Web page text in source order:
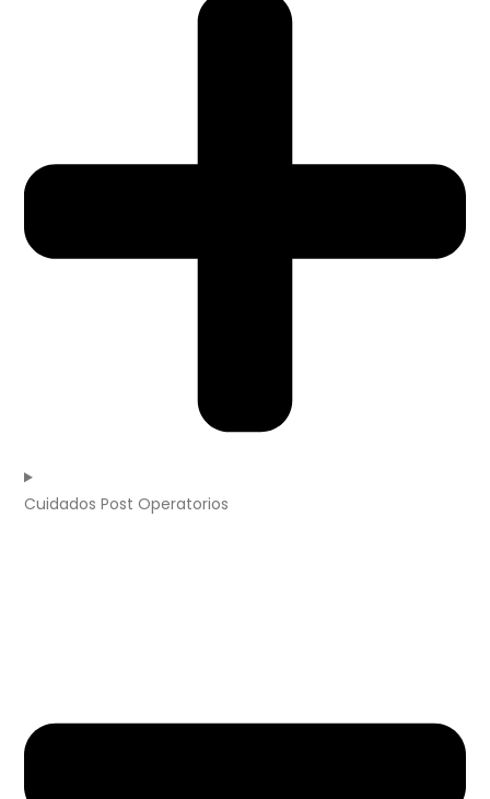
Cuidados Post Operatorios